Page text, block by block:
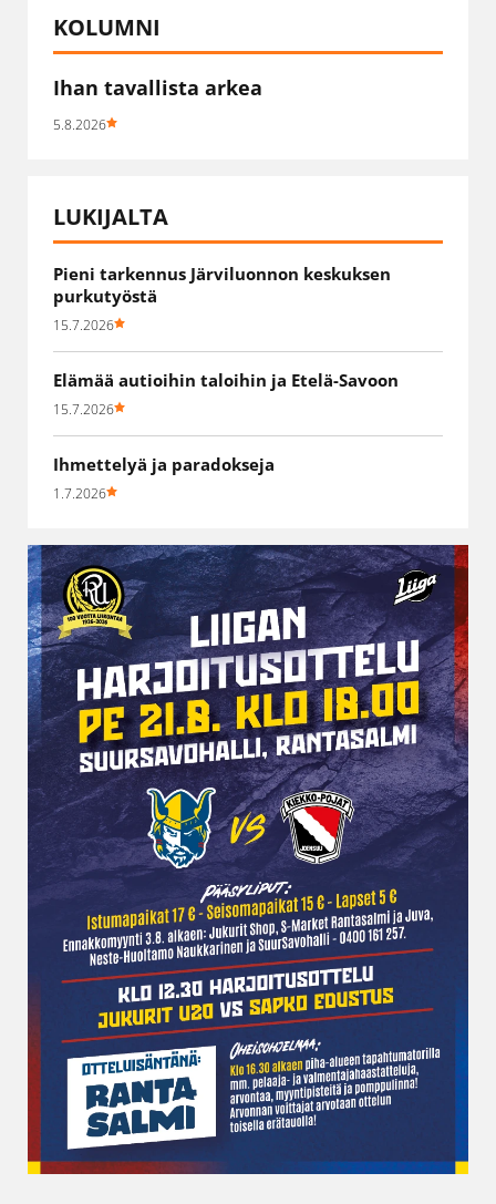
KOLUMNI
Ihan tavallista arkea
5.8.2026
LUKIJALTA
Pieni tarkennus Järviluonnon keskuksen
purkutyöstä
15.7.2026
Elämää autioihin taloihin ja Etelä-Savoon
15.7.2026
Ihmettelyä ja paradokseja
1.7.2026